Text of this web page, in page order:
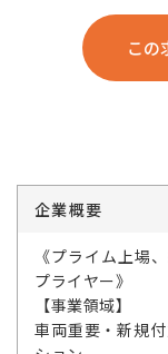
この
企業概要
《プライム上場
プライヤー》
【事業領域】
車両重要・新規